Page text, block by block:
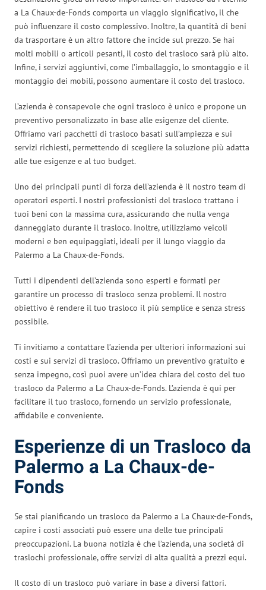
a La Chaux-de-Fonds comporta un viaggio significativo, il che
può influenzare il costo complessivo. Inoltre, la quantità di beni
da trasportare è un altro fattore che incide sul prezzo. Se hai
molti mobili o articoli pesanti, il costo del trasloco sarà più alto.
Infine, i servizi aggiuntivi, come l’imballaggio, lo smontaggio e il
montaggio dei mobili, possono aumentare il costo del trasloco.
L’azienda è consapevole che ogni trasloco è unico e propone un
preventivo personalizzato in base alle esigenze del cliente.
Offriamo vari pacchetti di trasloco basati sull’ampiezza e sui
servizi richiesti, permettendo di scegliere la soluzione più adatta
alle tue esigenze e al tuo budget.
Uno dei principali punti di forza dell’azienda è il nostro team di
operatori esperti. I nostri professionisti del trasloco trattano i
tuoi beni con la massima cura, assicurando che nulla venga
danneggiato durante il trasloco. Inoltre, utilizziamo veicoli
moderni e ben equipaggiati, ideali per il lungo viaggio da
Palermo a La Chaux-de-Fonds.
Tutti i dipendenti dell’azienda sono esperti e formati per
garantire un processo di trasloco senza problemi. Il nostro
obiettivo è rendere il tuo trasloco il più semplice e senza stress
possibile.
Ti invitiamo a contattare l’azienda per ulteriori informazioni sui
costi e sui servizi di trasloco. Offriamo un preventivo gratuito e
senza impegno, così puoi avere un’idea chiara del costo del tuo
trasloco da Palermo a La Chaux-de-Fonds. L’azienda è qui per
facilitare il tuo trasloco, fornendo un servizio professionale,
affidabile e conveniente.
Esperienze di un Trasloco da
Palermo a La Chaux-de-
Fonds
Se stai pianificando un trasloco da Palermo a La Chaux-de-Fonds,
capire i costi associati può essere una delle tue principali
preoccupazioni. La buona notizia è che l’azienda, una società di
traslochi professionale, offre servizi di alta qualità a prezzi equi.
Il costo di un trasloco può variare in base a diversi fattori.